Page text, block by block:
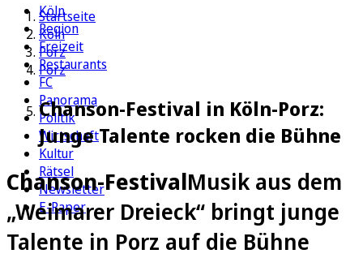
Köln
Region
Freizeit
Restaurants
FC
Panorama
Politik
Wirtschaft
Kultur
Rätsel
Newsletter
E-Paper
Startseite
Köln
Porz
Porz
Chanson-Festival in Köln-Porz:
Junge Talente rocken die Bühne
Chanson-FestivalMusik aus dem
„Weimarer Dreieck“ bringt junge
Talente in Porz auf die Bühne